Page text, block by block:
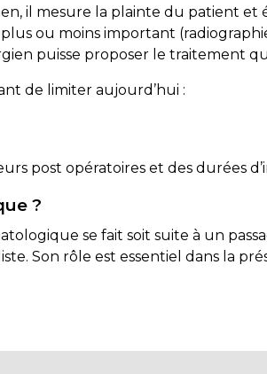
il mesure la plainte du patient et
ou moins important
puisse proposer le traitement
de limiter aujourd’hui :
post opératoires et des durées
?
se fait soit suite à un
Son rôle est essentiel dans la